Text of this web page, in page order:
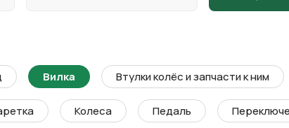
Вилка Втулки колёс и запчасти к ним
Колеса Педаль